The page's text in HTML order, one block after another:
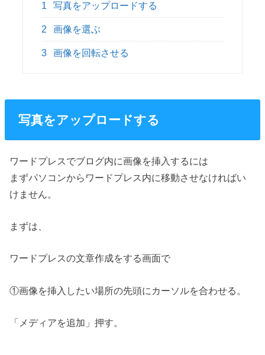
1 写真をアップロードする
2 画像を選ぶ
3 画像を回転させる
写真をアップロードする
ワードプレスでブログ内に画像を挿入するには
まずパソコンからワードプレス内に移動させなければい
けません。
まずは、
ワードプレスの文章作成をする画面で
①画像を挿入したい場所の先頭にカーソルを合わせる。
「メディアを追加」押す。